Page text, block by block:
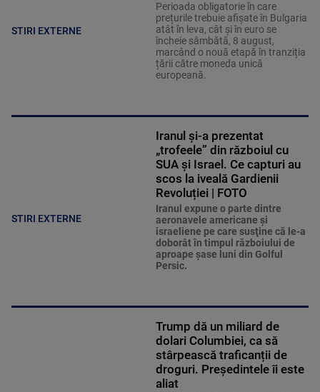
STIRI EXTERNE
Perioada obligatorie în care
prețurile trebuie afișate în Bulgaria
atât în leva, cât și în euro se
încheie sâmbătă, 8 august,
marcând o nouă etapă în tranziția
țării către moneda unică
europeană.
STIRI EXTERNE
Iranul și-a prezentat
„trofeele” din războiul cu
SUA și Israel. Ce capturi au
scos la iveală Gardienii
Revoluției | FOTO
Iranul expune o parte dintre
aeronavele americane şi
israeliene pe care susţine că le-a
doborât în timpul războiului de
aproape şase luni din Golful
Persic.
Trump dă un miliard de
dolari Columbiei, ca să
stârpească traficanții de
droguri. Președintele îi este
aliat